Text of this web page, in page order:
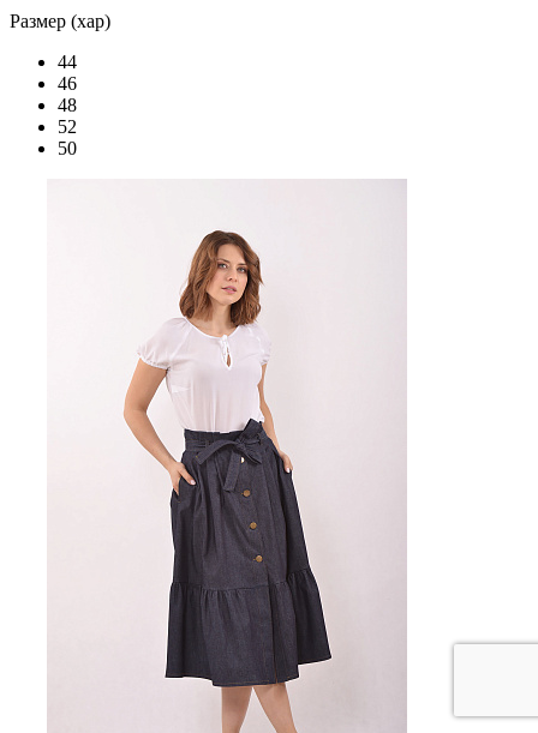
Размер (хар)
44
46
48
52
50